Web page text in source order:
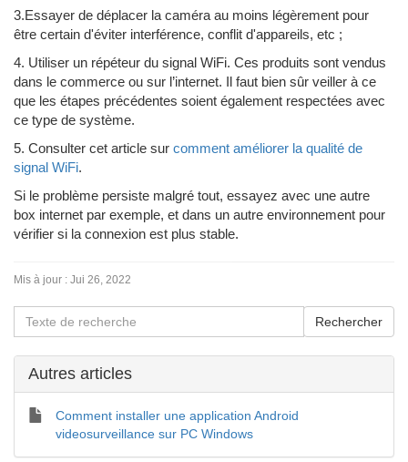
3.Essayer de déplacer la caméra au moins légèrement pour
être certain d'éviter interférence, conflit d'appareils, etc ;
4. Utiliser un répéteur du signal WiFi. Ces produits sont vendus
dans le commerce ou sur l’internet. Il faut bien sûr veiller à ce
que les étapes précédentes soient également respectées avec
ce type de système.
5. Consulter cet article sur comment améliorer la qualité de
signal WiFi.
Si le problème persiste malgré tout, essayez avec une autre
box internet par exemple, et dans un autre environnement pour
vérifier si la connexion est plus stable.
Mis à jour : Jui 26, 2022
Autres articles
Comment installer une application Android
videosurveillance sur PC Windows